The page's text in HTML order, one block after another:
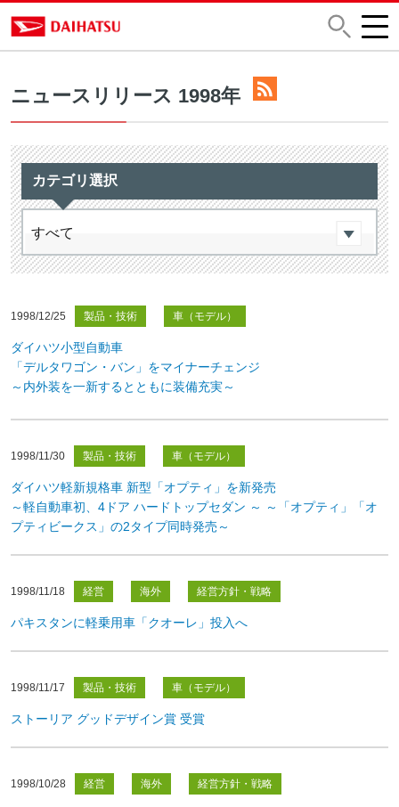
ニュースリリース 1998年
カテゴリ選択
1998/12/25 製品・技術 車（モデル）
ダイハツ小型自動車
「デルタワゴン・バン」をマイナーチェンジ
～内外装を一新するとともに装備充実～
1998/11/30 製品・技術 車（モデル）
ダイハツ軽新規格車 新型「オプティ」を新発売
～軽自動車初、4ドア ハードトップセダン ～ ～「オプティ」「オ
プティビークス」の2タイプ同時発売～
1998/11/18 経営 海外 経営方針・戦略
パキスタンに軽乗用車「クオーレ」投入へ
1998/11/17 製品・技術 車（モデル）
ストーリア グッドデザイン賞 受賞
1998/10/28 経営 海外 経営方針・戦略